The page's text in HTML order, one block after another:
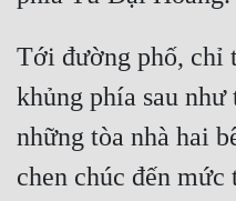
Tới đường phố, chỉ
khủng phía sau
những tòa nhà hai
chen chúc đến mức